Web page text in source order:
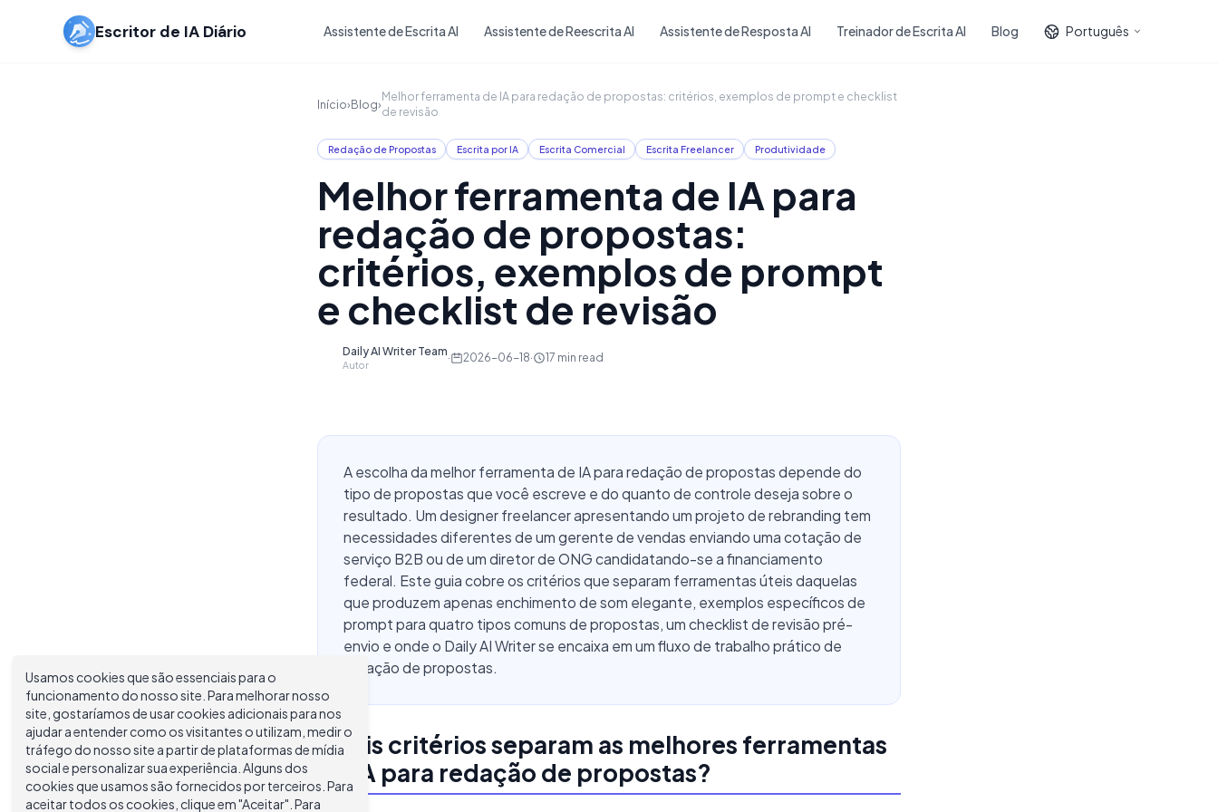
Escritor de IA Diário Assistente de Escrita AI Assistente de Reescrita AI Assistente de Resposta AI Treinador de Escrita AI Blog Português
Início›Blog›
Melhor ferramenta de IA para redação de propostas: critérios, exemplos de prompt e checklist
de revisão
Redação de Propostas Escrita por IA Escrita Comercial Escrita Freelancer Produtividade
Melhor ferramenta de IA para
redação de propostas:
critérios, exemplos de prompt
e checklist de revisão
Daily AI Writer Team
Autor
· 2026-06-18· 17 min read
A escolha da melhor ferramenta de IA para redação de propostas depende do
tipo de propostas que você escreve e do quanto de controle deseja sobre o
resultado. Um designer freelancer apresentando um projeto de rebranding tem
necessidades diferentes de um gerente de vendas enviando uma cotação de
serviço B2B ou de um diretor de ONG candidatando-se a financiamento
federal. Este guia cobre os critérios que separam ferramentas úteis daquelas
que produzem apenas enchimento de som elegante, exemplos específicos de
prompt para quatro tipos comuns de propostas, um checklist de revisão pré-
envio e onde o Daily AI Writer se encaixa em um fluxo de trabalho prático de
redação de propostas.
Quais critérios separam as melhores ferramentas
de IA para redação de propostas?
Usamos cookies que são essenciais para o
funcionamento do nosso site. Para melhorar nosso
site, gostaríamos de usar cookies adicionais para nos
ajudar a entender como os visitantes o utilizam, medir o
tráfego do nosso site a partir de plataformas de mídia
social e personalizar sua experiência. Alguns dos
cookies que usamos são fornecidos por terceiros. Para
aceitar todos os cookies, clique em "Aceitar". Para